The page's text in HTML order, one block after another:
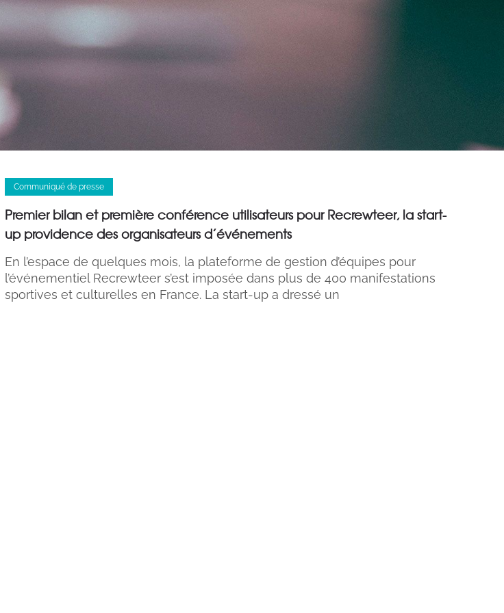
Communiqué de presse
Premier bilan et première conférence utilisateurs pour Recrewteer, la start-
up providence des organisateurs d’événements
En l’espace de quelques mois, la plateforme de gestion d’équipes pour
l’événementiel Recrewteer s’est imposée dans plus de 400 manifestations
sportives et culturelles en France. La start-up a dressé un